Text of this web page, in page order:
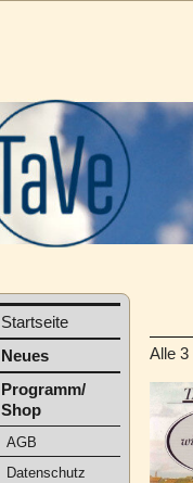
Alle 3
Startseite
Neues
Programm/
Shop
AGB
Datenschutz